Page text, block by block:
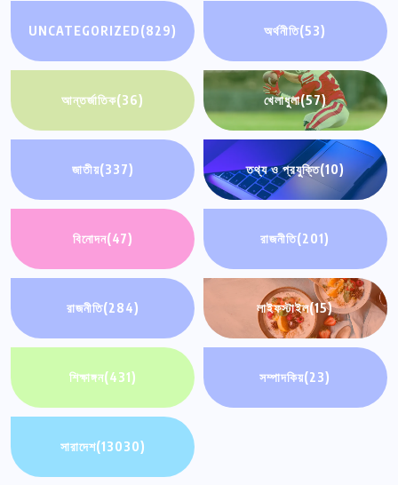
UNCATEGORIZED(829) অর্থনীতি(53)
আন্তর্জাতিক(36) খেলাধুলা(57)
জাতীয়(337) তথ্য ও প্রযুক্তি(10)
বিনোদন(47) রাজনীতি(201)
রাজনীতি(284) লাইফস্টাইল(15)
শিক্ষাঙ্গন(431) সম্পাদকিয়(23)
সারাদেশ(13030)